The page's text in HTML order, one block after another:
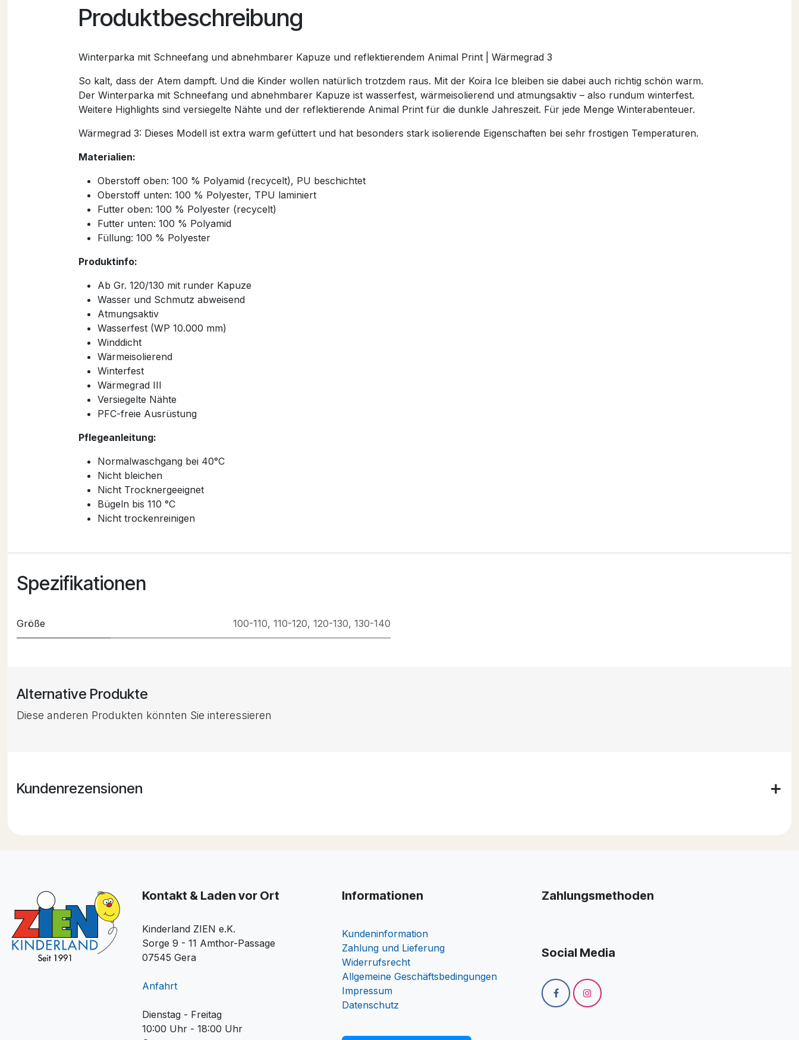
Produktbeschreibung
Winterparka mit Schneefang und abnehmbarer Kapuze und reflektierendem Animal Print | Wärmegrad 3
So kalt, dass der Atem dampft. Und die Kinder wollen natürlich trotzdem raus. Mit der Koira Ice bleiben sie dabei auch richtig schön warm.
Der Winterparka mit Schneefang und abnehmbarer Kapuze ist wasserfest, wärmeisolierend und atmungsaktiv – also rundum winterfest.
Weitere Highlights sind versiegelte Nähte und der reflektierende Animal Print für die dunkle Jahreszeit. Für jede Menge Winterabenteuer.
Wärmegrad 3: Dieses Modell ist extra warm gefüttert und hat besonders stark isolierende Eigenschaften bei sehr frostigen Temperaturen.
Materialien:
Oberstoff oben: 100 % Polyamid (recycelt), PU beschichtet
Oberstoff unten: 100 % Polyester, TPU laminiert
Futter oben: 100 % Polyester (recycelt)
Futter unten: 100 % Polyamid
Füllung: 100 % Polyester
Produktinfo:
Ab Gr. 120/130 mit runder Kapuze
Wasser und Schmutz abweisend
Atmungsaktiv
Wasserfest (WP 10.000 mm)
Winddicht
Wärmeisolierend
Winterfest
Wärmegrad III
Versiegelte Nähte
PFC-freie Ausrüstung
Pflegeanleitung:
Normalwaschgang bei 40°C
Nicht bleichen
Nicht Trocknergeeignet
Bügeln bis 110 °C
Nicht trockenreinigen
Spezifikationen
Größe 100-110, 110-120, 120-130, 130-140
Alternative Produkte
Diese anderen Produkten könnten Sie interessieren
Kundenrezensionen
Kontakt & Laden vor Ort
Kinderland ZIEN e.K.
Sorge 9 - 11 Amthor-Passage
07545 Gera
Anfahrt
Dienstag - Freitag
10:00 Uhr - 18:00 Uhr
Informationen
Kundeninformation
Zahlung und Lieferung
Widerrufsrecht
Allgemeine Geschäftsbedingungen
Impressum
Datenschutz
Zahlungsmethoden
Social Media